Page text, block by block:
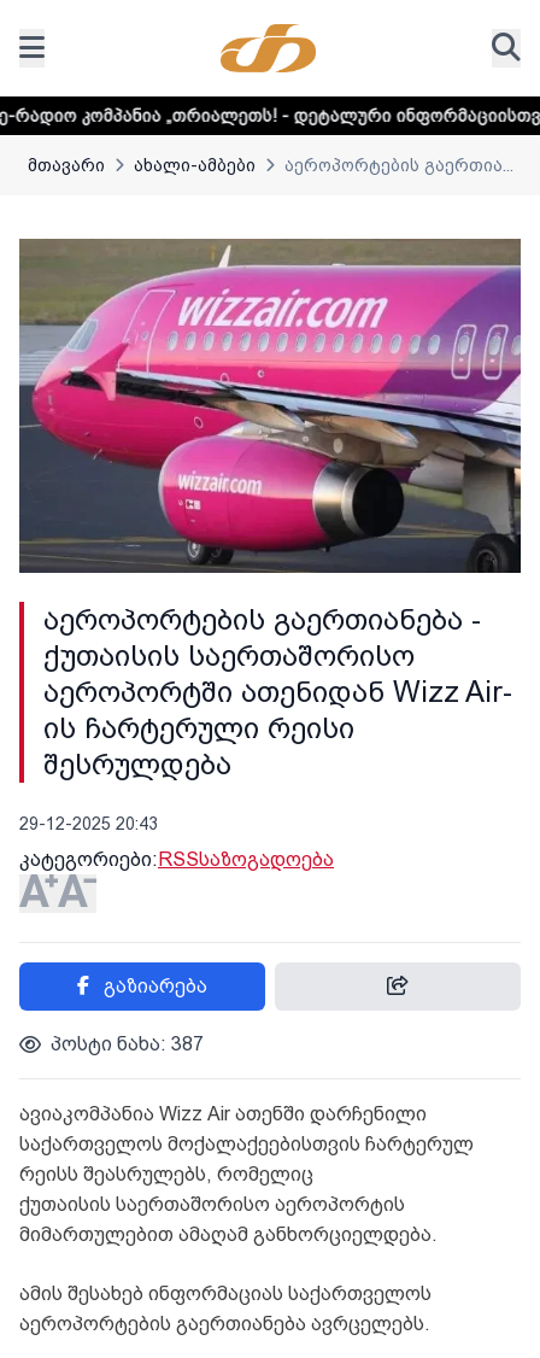
„თრიალეთს! - დეტალური ინფორმაციისთვის
მთავარი ახალი-ამბები აეროპორტების გაერთია...
აეროპორტების გაერთიანება -
ქუთაისის საერთაშორისო
აეროპორტში ათენიდან Wizz Air-
ის ჩარტერული რეისი
შესრულდება
29-12-2025 20:43
კატეგორიები: RSSსაზოგადოება
გაზიარება
პოსტი ნახა: 387
ავიაკომპანია Wizz Air ათენში დარჩენილი
საქართველოს მოქალაქეებისთვის ჩარტერულ
რეისს შეასრულებს, რომელიც
ქუთაისის საერთაშორისო აეროპორტის
მიმართულებით ამაღამ განხორციელდება.
ამის შესახებ ინფორმაციას საქართველოს
აეროპორტების გაერთიანება ავრცელებს.